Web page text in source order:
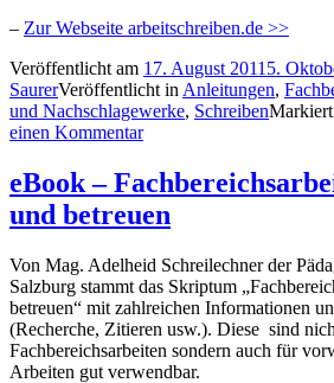
– Zur Webseite arbeitschreiben.de >>
Veröffentlicht am 17. August 2011 5.
SaurerVeröffentlicht in Anleitungen,
und Nachschlagewerke, Schreiben
einen Kommentar
eBook –
und betreuen
Von Mag. Adelheid Schreilechner der
Salzburg stammt das Skriptum
betreuen“ mit zahlreichen Informationen
(Recherche, Zitieren usw.). Diese sind
Fachbereichsarbeiten sondern auch für
Arbeiten gut verwendbar.